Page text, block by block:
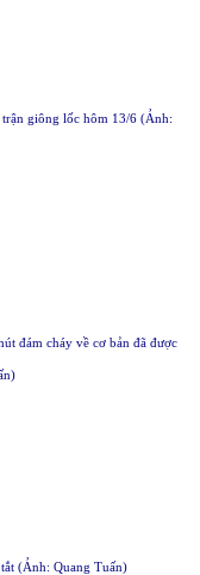
giông lốc hôm 13/6 (Ảnh:
đám cháy về cơ bản đã được
(Ảnh: Quang Tuấn)